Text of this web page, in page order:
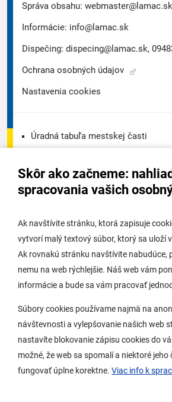
Skôr ako začneme:
spracovania vašich
Ak navštívite stránku, ktorá zapisuje
vytvorí malý textový súbor, ktorý sa uloží
Ak rovnakú stránku navštívite nabudúce,
nemu na web rýchlejšie. Náš web vám
informácie a bude sa vám pracovať
Súbory cookies používame najmä na
návštevnosti a vylepšovanie našich web
nastavíte blokovanie zápisu cookies do
možné, že web sa spomalí a niektoré jeho
fungovať úplne korektne. Viac info k
Správa obsahu: webmaster@lamac.sk
Informácie: info@lamac.sk
Dispečing: dispecing@lamac.sk,
Ochrana osobných údajov
Nastavenia cookies
Úradná tabuľa mestskej časti
Úradná tabuľa stavebného úradu
Potrebujem vybaviť
Samospráva
O Lamači
Mobilná aplikácia